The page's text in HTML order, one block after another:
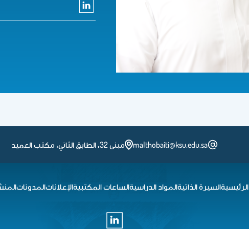
malthobaiti@ksu.edu.sa مبنى 32، الطابق الثاني، مكتب العميد
الرئيسيةالسيرة الذاتيةالمواد الدراسيةالساعات المكتبيةالإعلاناتالمدونات